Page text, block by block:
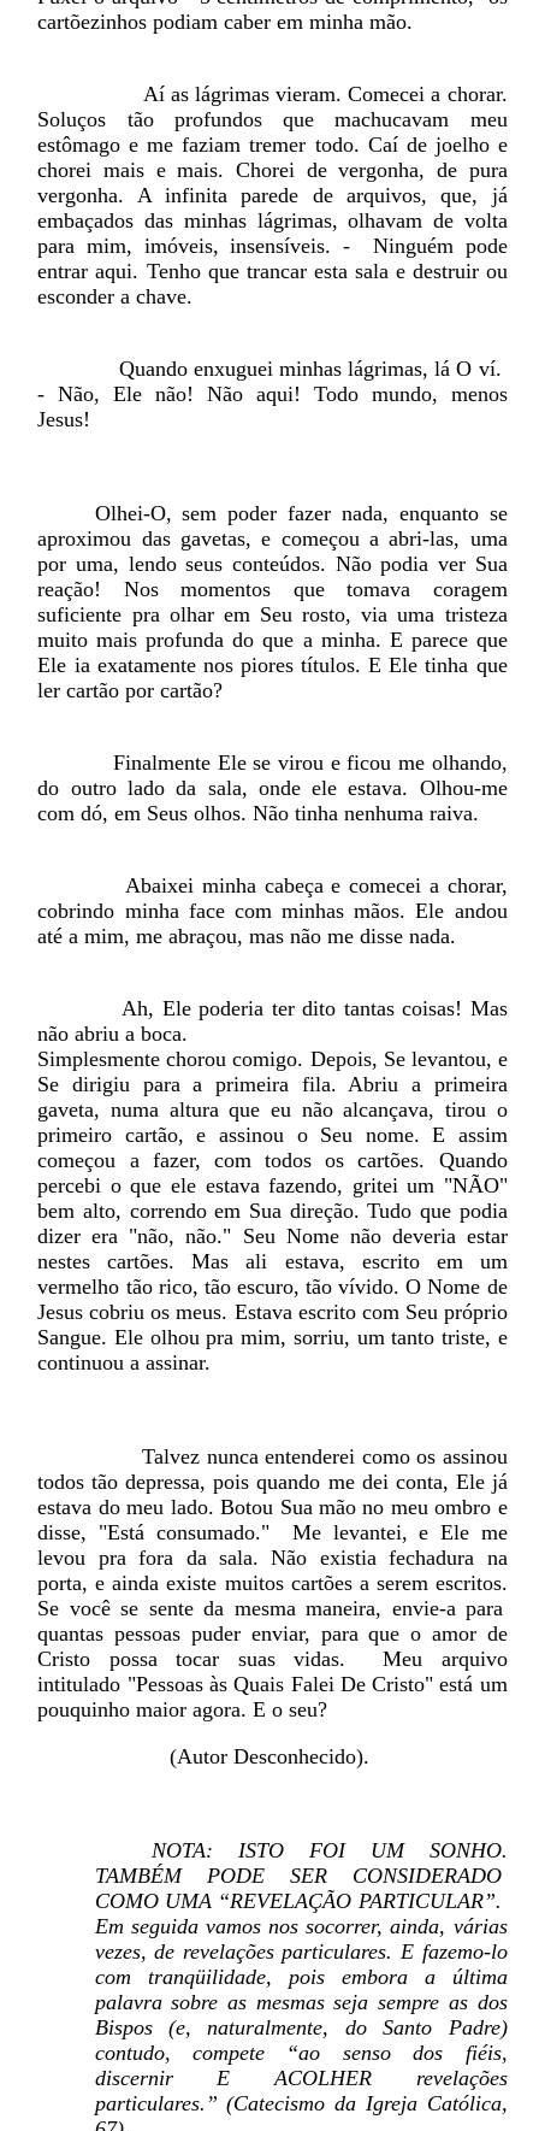
cartõezinhos podiam caber em minha mão.
Aí as lágrimas vieram. Comecei a chorar.
Soluços tão profundos que machucavam meu
estômago e me faziam tremer todo. Caí de joelho e
chorei mais e mais. Chorei de vergonha, de pura
vergonha. A infinita parede de arquivos, que, já
embaçados das minhas lágrimas, olhavam de volta
para mim, imóveis, insensíveis. -
Ninguém pode
entrar aqui. Tenho que trancar esta sala e destruir ou
esconder a chave.
Quando enxuguei minhas lágrimas, lá O ví.
- Não, Ele não! Não aqui! Todo mundo, menos
Jesus!
Olhei-O, sem poder fazer nada, enquanto se
aproximou das gavetas, e começou a abri-las, uma
por uma, lendo seus conteúdos. Não podia ver Sua
reação! Nos momentos que tomava coragem
suficiente pra olhar em Seu rosto, via uma tristeza
muito mais profunda do que a minha. E parece que
Ele ia exatamente nos piores títulos. E Ele tinha que
ler cartão por cartão?
Finalmente Ele se virou e ficou me olhando,
do outro lado da sala, onde ele estava. Olhou-me
com dó, em Seus olhos. Não tinha nenhuma raiva.
Abaixei minha cabeça e comecei a chorar,
cobrindo minha face com minhas mãos. Ele andou
até a mim, me abraçou, mas não me disse nada.
Ah, Ele poderia ter dito tantas coisas! Mas
não abriu a boca.
Simplesmente chorou comigo. Depois, Se levantou, e
Se dirigiu para a primeira fila. Abriu a primeira
gaveta, numa altura que eu não alcançava, tirou o
primeiro cartão, e assinou o Seu nome. E assim
começou a fazer, com todos os cartões. Quando
percebi o que ele estava fazendo, gritei um "NÃO"
bem alto, correndo em Sua direção. Tudo que podia
dizer era "não, não." Seu Nome não deveria estar
nestes cartões. Mas ali estava, escrito em um
vermelho tão rico, tão escuro, tão vívido. O Nome de
Jesus cobriu os meus. Estava escrito com Seu próprio
Sangue. Ele olhou pra mim, sorriu, um tanto triste, e
continuou a assinar.
Talvez nunca entenderei como os assinou
todos tão depressa, pois quando me dei conta, Ele já
estava do meu lado. Botou Sua mão no meu ombro e
disse, "Está consumado."
Me levantei, e Ele me
levou pra fora da sala. Não existia fechadura na
porta, e ainda existe muitos cartões a serem escritos.
Se você se sente da mesma maneira, envie-a para
quantas pessoas puder enviar, para que o amor de
Cristo possa tocar suas vidas.
Meu arquivo
intitulado "Pessoas às Quais Falei De Cristo" está um
pouquinho maior agora. E o seu?
(Autor Desconhecido).
NOTA: ISTO FOI UM SONHO.
TAMBÉM PODE SER CONSIDERADO
COMO UMA “REVELAÇÃO PARTICULAR”.
Em seguida vamos nos socorrer, ainda, várias
vezes, de revelações particulares. E fazemo-lo
com tranqüilidade, pois embora a última
palavra sobre as mesmas seja sempre as dos
Bispos (e, naturalmente, do Santo Padre)
contudo, compete “ao senso dos fiéis,
discernir E ACOLHER revelações
particulares.” (Catecismo da Igreja Católica,